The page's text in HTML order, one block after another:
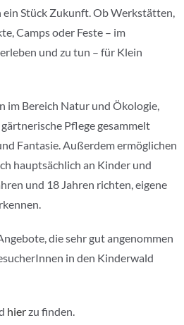
Stück Zukunft. Ob Werkstätten,
Camps oder Feste – im
und zu tun – für Klein
im Bereich Natur und Ökologie,
Pflege gesammelt
Fantasie. Außerdem ermöglichen
hauptsächlich an Kinder und
und 18 Jahren richten, eigene
die sehr gut angenommen
in den Kinderwald
hierzu finden.